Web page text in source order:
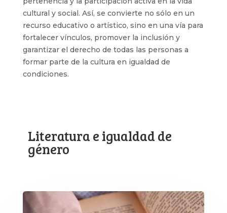
cultural y social. Así, se convierte no sólo en un
recurso educativo o artístico, sino en una vía para
fortalecer vínculos, promover la inclusión y
garantizar el derecho de todas las personas a
formar parte de la cultura en igualdad de
condiciones.
Literatura e igualdad de
género